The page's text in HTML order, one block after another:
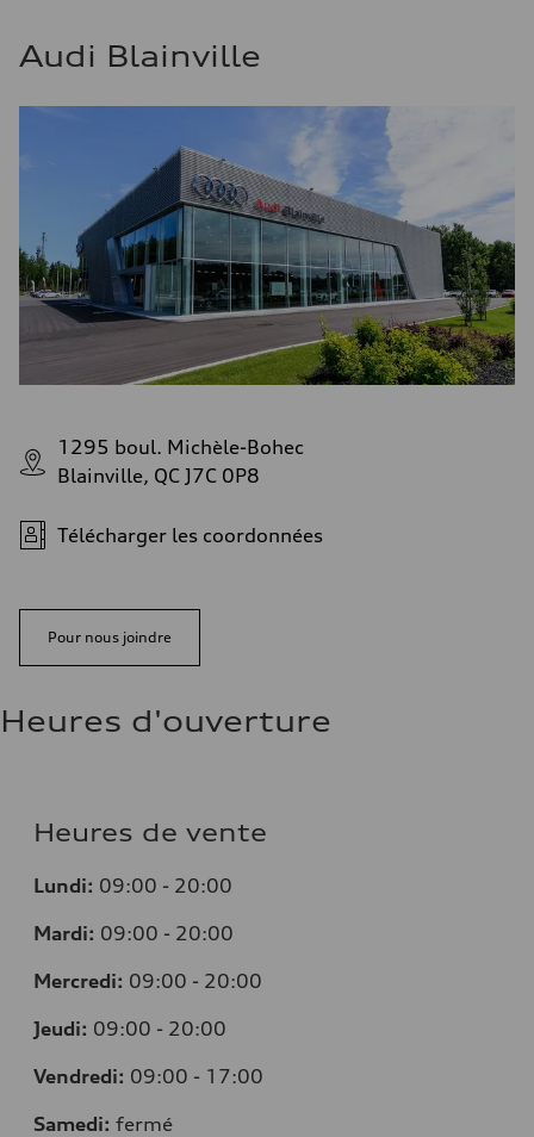
Audi Blainville
1295 boul. Michèle-Bohec
Blainville, QC J7C 0P8
Télécharger les coordonnées
Pour nous joindre
Heures d'ouverture
Heures de vente
Lundi: 09:00 - 20:00
Mardi: 09:00 - 20:00
Mercredi: 09:00 - 20:00
Jeudi: 09:00 - 20:00
Vendredi: 09:00 - 17:00
Samedi: fermé